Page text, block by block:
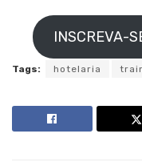
INSCREVA-
Tags: hotelaria